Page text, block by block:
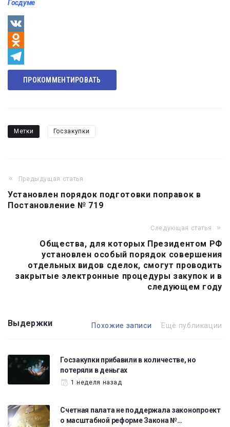
Госдуме
VK
Odnoklassniki
Telegram
ПРОКОММЕНТИРОВАТЬ
Метки Госзакупки
Навигация
по
Предыдущая статья
Установлен порядок подготовки поправок в
Постановление № 719
Следующая статья
Общества, для которых Президентом РФ
установлен особый порядок совершения
отдельных видов сделок, смогут проводить
закрытые электронные процедуры закупок и в
следующем году
Выдержки Похожие записи Ещё публикации
Госзакупки прибавили в количестве, но
потеряли в деньгах
1 неделя назад
Счетная палата не поддержала законопроект
о масштабной реформе Закона №…